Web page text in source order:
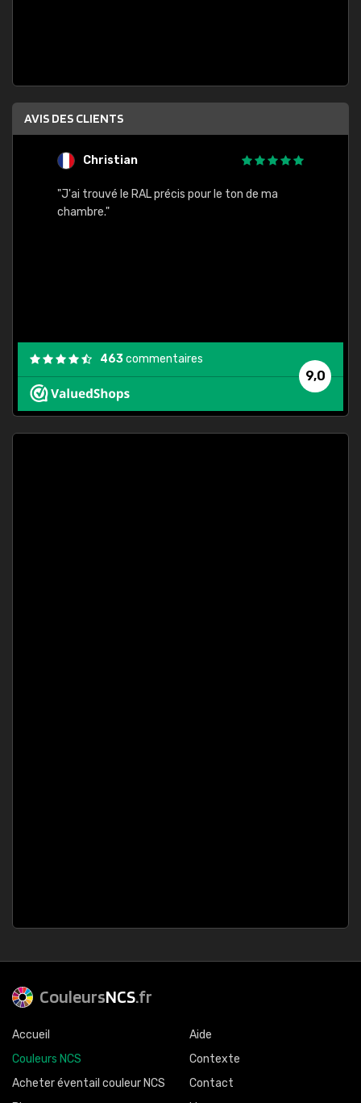
AVIS DES CLIENTS
Christian
"J'ai trouvé le RAL précis pour le ton de ma
chambre."
9,0
463commentaires
CouleursNCS.fr
Accueil
Couleurs NCS
Acheter éventail couleur NCS
Aide
Contexte
Contact